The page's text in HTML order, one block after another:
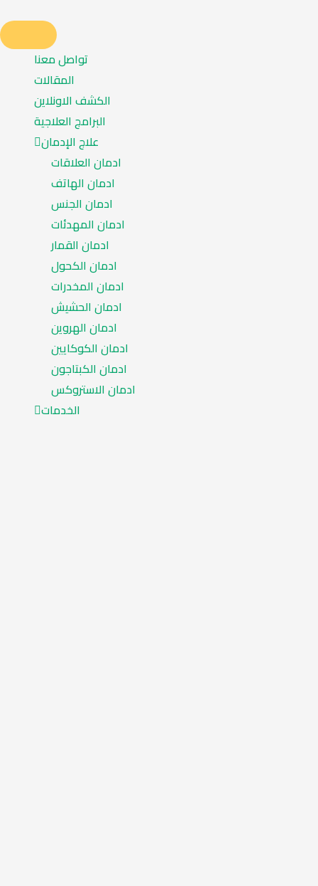
تواصل معنا
المقالات
الكشف الاونلاين
البرامج العلاجية
علاج الإدمان
ادمان العلاقات
ادمان الهاتف
ادمان الجنس
ادمان المهدئات
ادمان القمار
ادمان الكحول
ادمان المخدرات
ادمان الحشيش
ادمان الهروين
ادمان الكوكايين
ادمان الكبتاجون
ادمان الاستروكس
الخدمات